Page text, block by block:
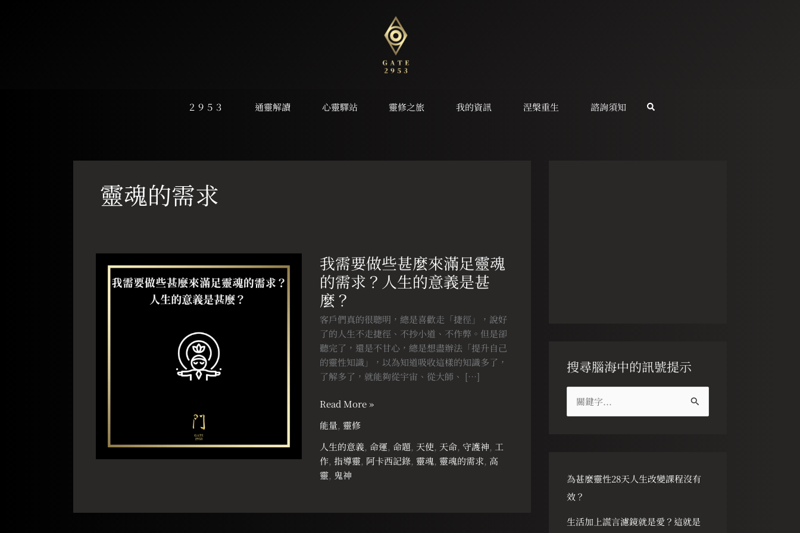
２９５３ 通靈解讀 心靈驛站 靈修之旅 我的資訊 涅槃重生 諮詢須知
靈魂的需求
我需要做些甚麼來滿足靈魂
的需求？人生的意義是甚
麼？
客戶們真的很聰明，總是喜歡走「捷徑」，說好
了的人生不走捷徑、不抄小道、不作弊。但是卻
聽完了，還是不甘心，總是想盡辦法「提升自己
的靈性知識」，以為知道吸收這樣的知識多了，
了解多了，就能夠從宇宙、從大師、 […]
要
做
些
甚
麼
來
滿
足
靈
的
需
人
生
的
Read More »
能量,靈修
人生的意義,命運,命題, 天使, 天命,守護神, 工
作,指導靈, 阿卡西記錄,靈魂,靈魂的需求, 高
靈, 鬼神
搜尋腦海中的訊號提示
字
:
為甚麼靈性28天人生改變課程沒有
效？
生活加上謊言濾鏡就是愛？這就是